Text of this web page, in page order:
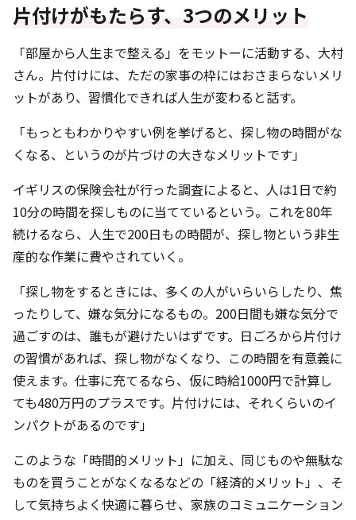
片付けがもたらす、3つのメリット
「部屋から人生まで整える」をモットーに活動する、大村
さん。片付けには、ただの家事の枠にはおさまらないメリ
ットがあり、習慣化できれば人生が変わると話す。
「もっともわかりやすい例を挙げると、探し物の時間がな
くなる、というのが片づけの大きなメリットです」
イギリスの保険会社が行った調査によると、人は1日で約
10分の時間を探しものに当てているという。これを80年
続けるなら、人生で200日もの時間が、探し物という非生
産的な作業に費やされていく。
「探し物をするときには、多くの人がいらいらしたり、焦
ったりして、嫌な気分になるもの。200日間も嫌な気分で
過ごすのは、誰もが避けたいはずです。日ごろから片付け
の習慣があれば、探し物がなくなり、この時間を有意義に
使えます。仕事に充てるなら、仮に時給1000円で計算し
ても480万円のプラスです。片付けには、それくらいのイ
ンパクトがあるのです」
このような「時間的メリット」に加え、同じものや無駄な
ものを買うことがなくなるなどの「経済的メリット」、そ
して気持ちよく快適に暮らせ、家族のコミュニケーション